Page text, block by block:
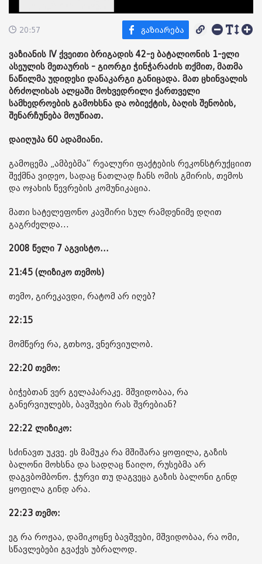
20:57
ვაზიანის IV ქვეითი ბრიგადის 42-ე ბატალიონის 1-ელი
ასეულის მეთაურის - გიორგი ჭინჭარაძის თქმით, მათმა
ნაწილმა უდიდესი დანაკარგი განიცადა. მათ ცხინვალის
ბრძოლისას ალყაში მოხვედრილი ქართველი
სამხედროების გამოხსნა და ობიექტის, ბაღის შენობის,
შენარჩუნება მოუწიათ.
დაიღუპა 60 ადამიანი.
გამოცემა „ამბებმა“ რეალური ფაქტების რეკონსტრუქციით
შექმნა ვიდეო, სადაც ნათლად ჩანს ომის გმირის, თემოს
და ოჯახის წევრების კომუნიკაცია.
მათი სატელეფონო კავშირი სულ რამდენიმე დღით
გაგრძელდა...
2008 წელი 7 აგვისტო...
21:45 (ლიზიკო თემოს)
თემო, გირეკავდი, რატომ არ იღებ?
22:15
მომწერე რა, გთხოვ, ვნერვიულობ.
22:20 თემო:
ბიჭებთან ვერ გელაპარაკე. მშვიდობაა, რა
განერვიულებს, ბავშვები რას შვრებიან?
22:22 ლიზიკო:
სძინავთ უკვე. ეს მამუკა რა მშიშარა ყოფილა, გაზის
ბალონი მოხსნა და სადღაც წაიღო, რუსებმა არ
დაგვბომბონო. ჭურვი თუ დაგვეცა გაზის ბალონი გინდ
ყოფილა გინდ არა.
22:23 თემო:
ეგ რა როჟაა, დამიკოცნე ბავშვები, მშვიდობაა, რა ომი,
სწავლებები გვაქვს უბრალოდ.